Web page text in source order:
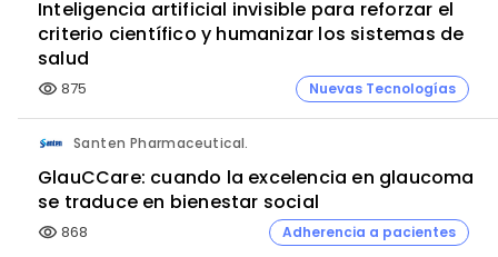
Inteligencia artificial invisible para reforzar el
criterio científico y humanizar los sistemas de
salud
visibility 875 Nuevas Tecnologías
Santen Pharmaceutical.
GlauCCare: cuando la excelencia en glaucoma
se traduce en bienestar social
visibility 868 Adherencia a pacientes